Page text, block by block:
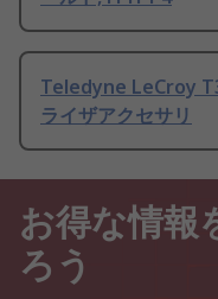
Teledyne LeCroy
ライザアクセサリ
お得な情報
ろう